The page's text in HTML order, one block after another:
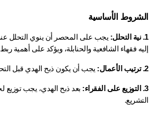
الشروط الأساسية
1. نية التحلل:
إليه فقهاء الشافعية والحنابلة، ويؤكد على أهمية
2. ترتيب الأعمال: يجب أن يكون ذبح الهدي قبل
3. التوزيع على الفقراء:
التشريع.